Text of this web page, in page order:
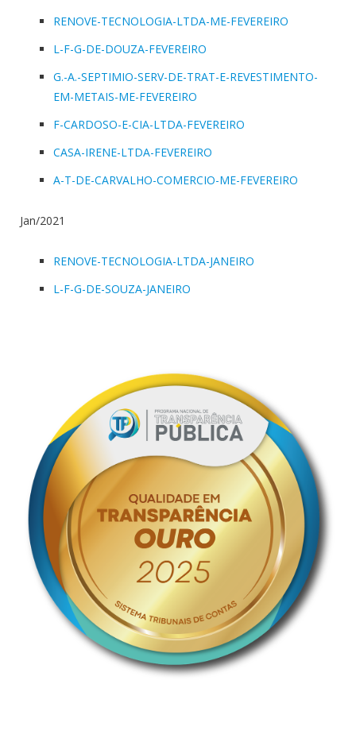
RENOVE-TECNOLOGIA-LTDA-ME-FEVEREIRO
L-F-G-DE-DOUZA-FEVEREIRO
G.-A.-SEPTIMIO-SERV-DE-TRAT-E-REVESTIMENTO-
EM-METAIS-ME-FEVEREIRO
F-CARDOSO-E-CIA-LTDA-FEVEREIRO
CASA-IRENE-LTDA-FEVEREIRO
A-T-DE-CARVALHO-COMERCIO-ME-FEVEREIRO
Jan/2021
RENOVE-TECNOLOGIA-LTDA-JANEIRO
L-F-G-DE-SOUZA-JANEIRO